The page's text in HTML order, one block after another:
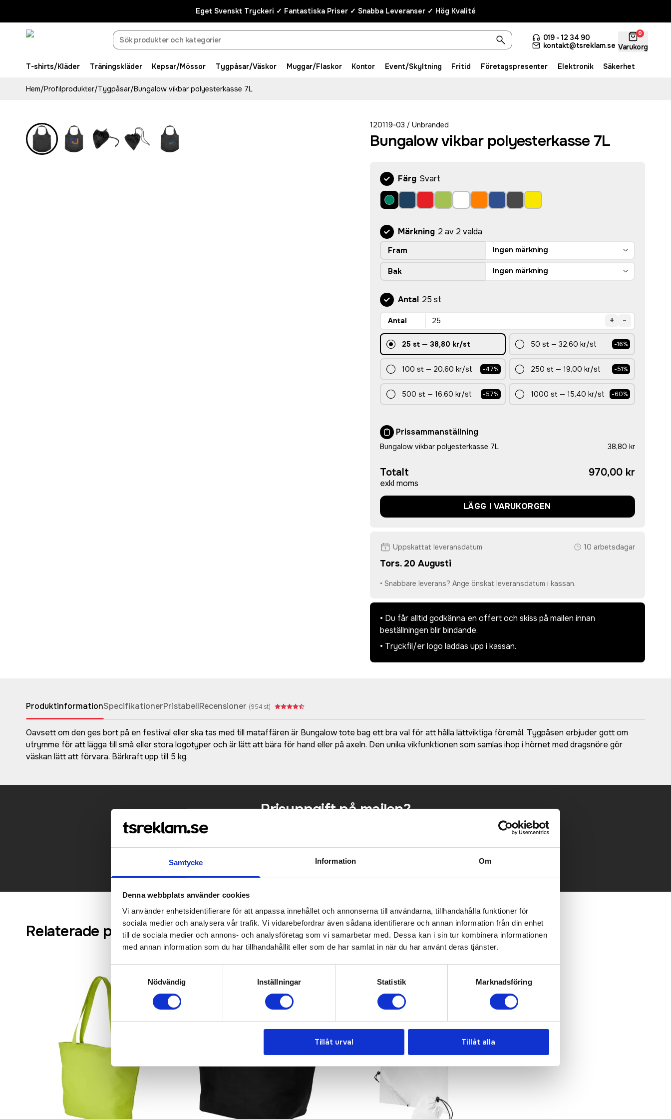
Samtycke Information Om
Denna webbplats använder cookies
Vi använder enhetsidentifierare för att anpassa innehållet och annonserna till användarna, tillhandahålla funktioner för
sociala medier och analysera vår trafik. Vi vidarebefordrar även sådana identifierare och annan information från din enhet
till de sociala medier och annons- och analysföretag som vi samarbetar med. Dessa kan i sin tur kombinera informationen
med annan information som du har tillhandahållit eller som de har samlat in när du har använt deras tjänster.
Nödvändig
Inställningar Statistik Marknadsföring
Tillåt urval Tillåt alla
Eget Svenskt Tryckeri ✓ Fantastiska Priser ✓ Snabba Leveranser ✓ Hög Kvalité
019 - 12 34 90
kontakt@tsreklam.se
0
Varukorg
T-shirts/Kläder Träningskläder Kepsar/Mössor Tygpåsar/Väskor Muggar/Flaskor Kontor Event/Skyltning Fritid Företagspresenter Elektronik Säkerhet
Hem/Profilprodukter/Tygpåsar/Bungalow vikbar polyesterkasse 7L
120119-03 / Unbranded
Bungalow vikbar polyesterkasse 7L
Färg Svart
Märkning 2 av 2 valda
Fram Ingen märkning
Bak Ingen märkning
Antal 25 st
Antal + -
25 st— 38,80 kr/st 50 st —32,60 kr/st -16%
100 st — 20,60 kr/st -47% 250 st —19,00 kr/st -51%
500 st — 16,60 kr/st -57% 1000 st —15,40 kr/st -60%
Prissammanställning
Bungalow vikbar polyesterkasse 7L 38,80 kr
Totalt
exkl moms
970,00 kr
LÄGG I VARUKORGEN
Uppskattat leveransdatum 10 arbetsdagar
Tors. 20 Augusti
• Snabbare leverans? Ange önskat leveransdatum i kassan.
• Du får alltid godkänna en offert och skiss på mailen innan
beställningen blir bindande.
• Tryckfil/er logo laddas upp i kassan.
ProduktinformationSpecifikationerPristabellRecensioner (954 st)
Oavsett om den ges bort på en festival eller ska tas med till mataffären är Bungalow tote bag ett bra val för att hålla lättviktiga föremål. Tygpåsen erbjuder gott om
utrymme för att lägga till små eller stora logotyper och är lätt att bära för hand eller på axeln. Den unika vikfunktionen som samlas ihop i hörnet med dragsnöre gör
väskan lätt att förvara. Bärkraft upp till 5 kg.
Prisuppgift på mailen?
Kontakta oss här för att få förslag på produkt och pris över mailen.
KONTAKTA OSS
Relaterade produkter